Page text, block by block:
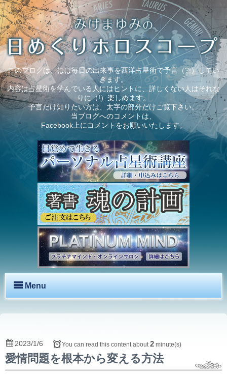
このブログは、ほぼ毎日の出来事を西洋占星術で予言（?!）してい
きます。
内容は占星術を学んでいる人にはヒントに、詳しくない人はそれな
りに（!）楽しめます。
予言だけ知りたい方は、太字の部分だけご覧下さい。
当ブログへのコメントは、
Facebook上にコメントをお願いいたします。
Menu
愛情問題を根本から変える方法
2023/1/6 You can read this content about2 minute(s)